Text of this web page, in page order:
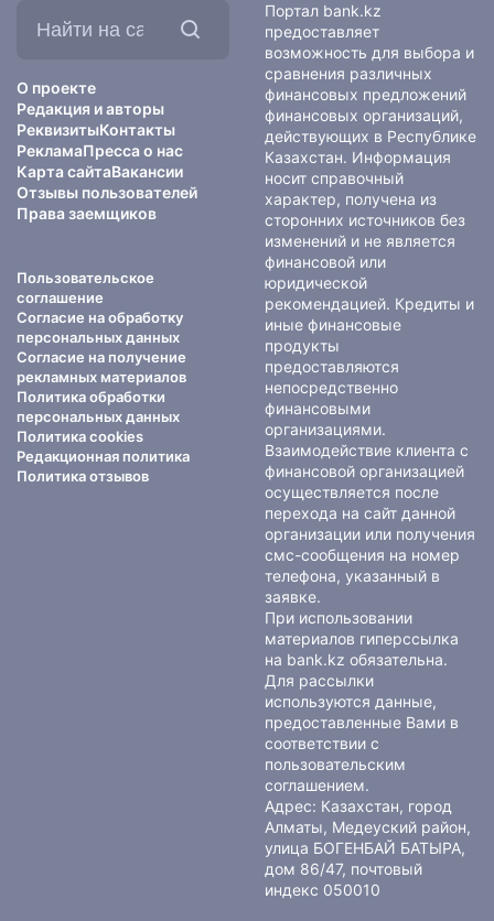
О проекте
Редакция и авторы
РеквизитыКонтакты
РекламаПресса о нас
Карта сайтаВакансии
Отзывы пользователей
Права заемщиков
Пользовательское
соглашение
Согласие на обработку
персональных данных
Согласие на получение
рекламных материалов
Политика обработки
персональных данных
Политика cookies
Редакционная политика
Политика отзывов
Портал bank.kz
предоставляет
возможность для выбора и
сравнения различных
финансовых предложений
финансовых организаций,
действующих в Республике
Казахстан. Информация
носит справочный
характер, получена из
сторонних источников без
изменений и не является
финансовой или
юридической
рекомендацией. Кредиты и
иные финансовые
продукты
предоставляются
непосредственно
финансовыми
организациями.
Взаимодействие клиента с
финансовой организацией
осуществляется после
перехода на сайт данной
организации или получения
смс-сообщения на номер
телефона, указанный в
заявке.
При использовании
материалов гиперссылка
на bank.kz обязательна.
Для рассылки
используются данные,
предоставленные Вами в
соответствии с
пользовательским
соглашением.
Адрес: Казахстан, город
Алматы, Медеуский район,
улица БОГЕНБАЙ БАТЫРА,
дом 86/47, почтовый
индекс 050010